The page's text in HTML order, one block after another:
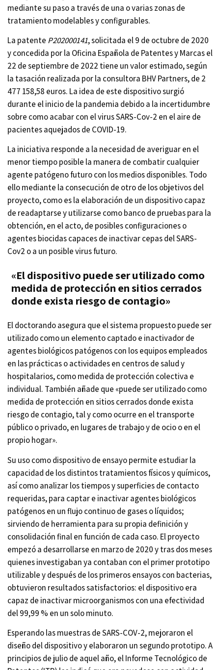
mediante su paso a través de una o varias zonas de
tratamiento modelables y configurables.
La patente P202000141, solicitada el 9 de octubre de 2020
y concedida por la Oficina Española de Patentes y Marcas el
22 de septiembre de 2022 tiene un valor estimado, según
la tasación realizada por la consultora BHV Partners, de 2
477 158,58 euros. La idea de este dispositivo surgió
durante el inicio de la pandemia debido a la incertidumbre
sobre como acabar con el virus SARS-Cov-2 en el aire de
pacientes aquejados de COVID-19.
La iniciativa responde a la necesidad de averiguar en el
menor tiempo posible la manera de combatir cualquier
agente patógeno futuro con los medios disponibles. Todo
ello mediante la consecución de otro de los objetivos del
proyecto, como es la elaboración de un dispositivo capaz
de readaptarse y utilizarse como banco de pruebas para la
obtención, en el acto, de posibles configuraciones o
agentes biocidas capaces de inactivar cepas del SARS-
Cov2 o a un posible virus futuro.
«El dispositivo puede ser utilizado como
medida de protección en sitios cerrados
donde exista riesgo de contagio»
El doctorando asegura que el sistema propuesto puede ser
utilizado como un elemento captado e inactivador de
agentes biológicos patógenos con los equipos empleados
en las prácticas o actividades en centros de salud y
hospitalarios, como medida de protección colectiva e
individual. También añade que «puede ser utilizado como
medida de protección en sitios cerrados donde exista
riesgo de contagio, tal y como ocurre en el transporte
público o privado, en lugares de trabajo y de ocio o en el
propio hogar».
Su uso como dispositivo de ensayo permite estudiar la
capacidad de los distintos tratamientos físicos y químicos,
así como analizar los tiempos y superficies de contacto
requeridas, para captar e inactivar agentes biológicos
patógenos en un flujo continuo de gases o líquidos;
sirviendo de herramienta para su propia definición y
consolidación final en función de cada caso. El proyecto
empezó a desarrollarse en marzo de 2020 y tras dos meses
quienes investigaban ya contaban con el primer prototipo
utilizable y después de los primeros ensayos con bacterias,
obtuvieron resultados satisfactorios: el dispositivo era
capaz de inactivar microorganismos con una efectividad
del 99,99 % en un solo minuto.
Esperando las muestras de SARS-COV-2, mejoraron el
diseño del dispositivo y elaboraron un segundo prototipo. A
principios de julio de aquel año, el Informe Tecnológico de